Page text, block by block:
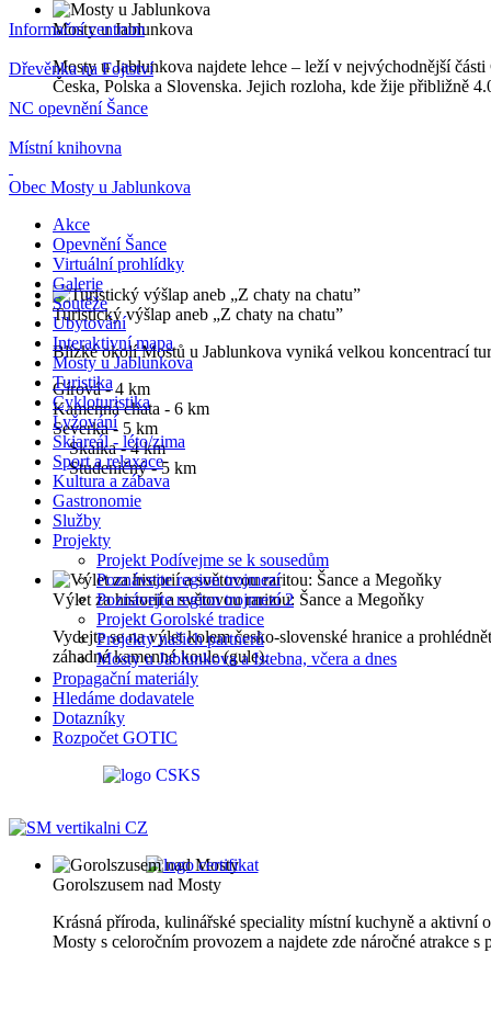
Mosty u Jablunkova
Mosty u Jablunkova najdete lehce – leží v nejvýchodnější
Česka, Polska a Slovenska. Jejich rozloha, kde žije přibližně
Turistický výšlap aneb „Z chaty na chatu”
Blízké okolí Mostů u Jablunkova vyniká velkou koncentrací
Gírová - 4 km
Kamenná chata - 6 km
Severka - 5 km
Skalka - 4 km
Studeničný - 5 km
Výlet za historií a světovou raritou: Šance a Megoňky
Vydejte se na výlet kolem česko-slovenské hranice a
záhadné kamenné koule (gule).
Gorolszusem nad Mosty
Krásná příroda, kulinářské speciality místní kuchyně a aktivní
Mosty s celoročním provozem a najdete zde náročné atrakce
Informační centrum
Dřevěnka na Fojtství
NC opevnění Šance
Místní knihovna
Obec Mosty u Jablunkova
Akce
Opevnění Šance
Virtuální prohlídky
Galerie
Soutěže
Ubytování
Interaktivní mapa
Mosty u Jablunkova
Turistika
Cykloturistika
Lyžování
Skiareál - léto/zima
Sport a relaxace
Kultura a zábava
Gastronomie
Služby
Projekty
Projekt Podívejme se k sousedům
Poznávejte region trojmezí
Poznávejte region trojmezí 2
Projekt Gorolské tradice
Projekty našich partnerů
Mosty u Jablunkova a Istebna, včera a dnes
Propagační materiály
Hledáme dodavatele
Dotazníky
Rozpočet GOTIC